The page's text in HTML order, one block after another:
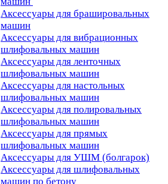
Аксессуары для брашировальных
машин
Аксессуары для вибрационных
шлифовальных машин
Аксессуары для ленточных
шлифовальных машин
Аксессуары для настольных
шлифовальных машин
Аксессуары для полировальных
шлифовальных машин
Аксессуары для прямых
шлифовальных машин
Аксессуары для УШМ (болгарок)
Аксессуары для шлифовальных
машин по бетону